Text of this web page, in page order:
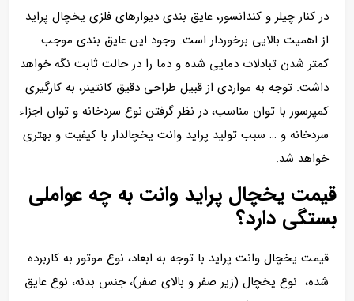
در کنار چیلر و کندانسور، عایق بندی دیوارهای فلزی یخچال پراید
از اهمیت بالایی برخوردار است. وجود این عایق بندی موجب
کمتر شدن تبادلات دمایی شده و دما را در حالت ثابت نگه خواهد
داشت. توجه به مواردی از قبیل طراحی دقیق کانتینر، به کارگیری
کمپرسور با توان مناسب، در نظر گرفتن نوع سردخانه و توان اجزاء
سردخانه و … سبب تولید پراید وانت یخچالدار با کیفیت و بهتری
خواهد شد.
قیمت یخچال پراید وانت به چه عواملی
بستگی دارد؟
قیمت یخچال وانت پراید با توجه به ابعاد، نوع موتور به کاربرده
شده، نوع یخچال (زیر صفر و بالای صفر)، جنس بدنه، نوع عایق